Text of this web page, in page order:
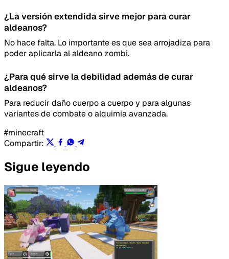
¿La versión extendida sirve mejor para curar
aldeanos?
No hace falta. Lo importante es que sea arrojadiza para
poder aplicarla al aldeano zombi.
¿Para qué sirve la debilidad además de curar
aldeanos?
Para reducir daño cuerpo a cuerpo y para algunas
variantes de combate o alquimia avanzada.
#minecraft
Compartir:
Sigue leyendo